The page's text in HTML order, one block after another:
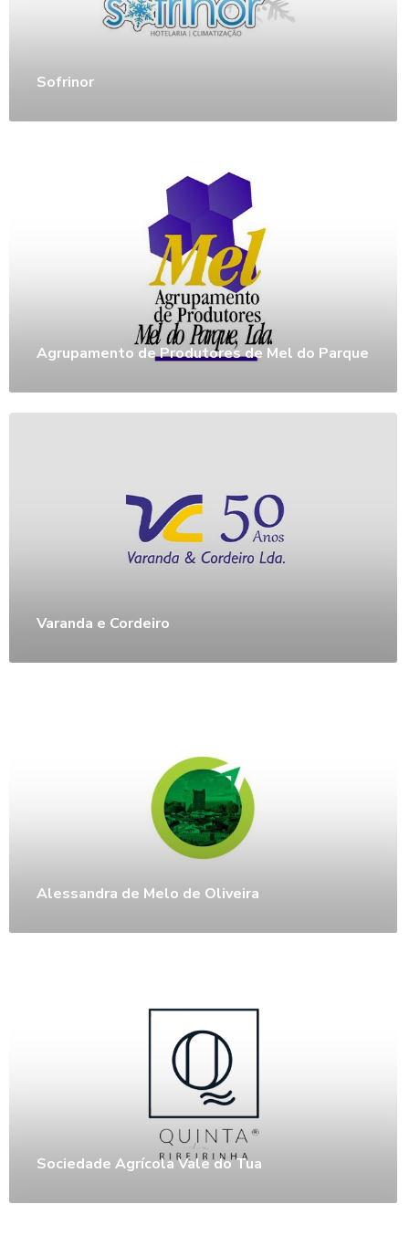
Sofrinor
Agrupamento de Produtores de Mel do Parque
Varanda e Cordeiro
Alessandra de Melo de Oliveira
Sociedade Agrícola Vale do Tua